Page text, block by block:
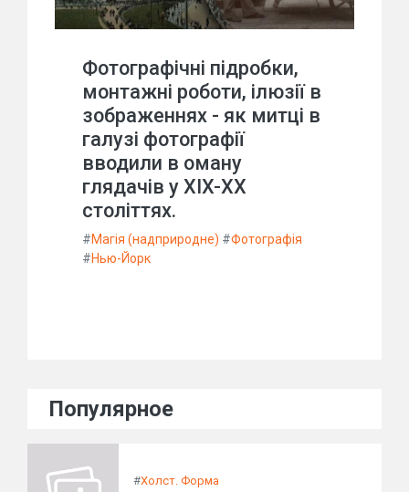
Фотографічні підробки,
монтажні роботи, ілюзії в
зображеннях - як митці в
галузі фотографії
вводили в оману
глядачів у XIX-XX
століттях.
#Магія (надприродне) #Фотографія
#Нью-Йорк
Популярное
#Холст. Форма